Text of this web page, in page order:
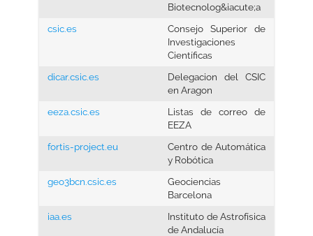
Biotecnolog&iacute;a
csic.es
Consejo Superior de
Investigaciones
Científicas
dicar.csic.es
Delegacion del CSIC
en Aragon
eeza.csic.es
Listas de correo de
EEZA
fortis-project.eu
Centro de Automática
y Robótica
geo3bcn.csic.es
Geociencias
Barcelona
iaa.es
Instituto de Astrofísica
de Andalucía